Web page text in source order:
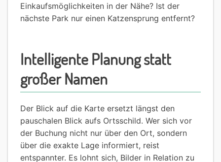
Einkaufsmöglichkeiten in der Nähe? Ist der
nächste Park nur einen Katzensprung entfernt?
Intelligente Planung statt
großer Namen
Der Blick auf die Karte ersetzt längst den
pauschalen Blick aufs Ortsschild. Wer sich vor
der Buchung nicht nur über den Ort, sondern
über die exakte Lage informiert, reist
entspannter. Es lohnt sich, Bilder in Relation zu